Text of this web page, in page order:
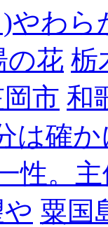
やわ
の花 栃
市 和
は確
性。
粟国